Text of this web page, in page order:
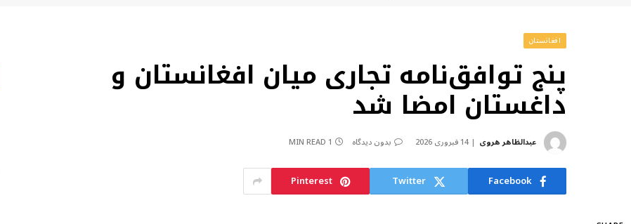
افغانستان
پنج توافق‌نامه تجاری میان افغانستان و
داغستان امضا شد
عبدالظاهر هروی 14 فبروری 2026 بدون دیدگاه 1 MIN READ
Facebook
Twitter
Pinterest